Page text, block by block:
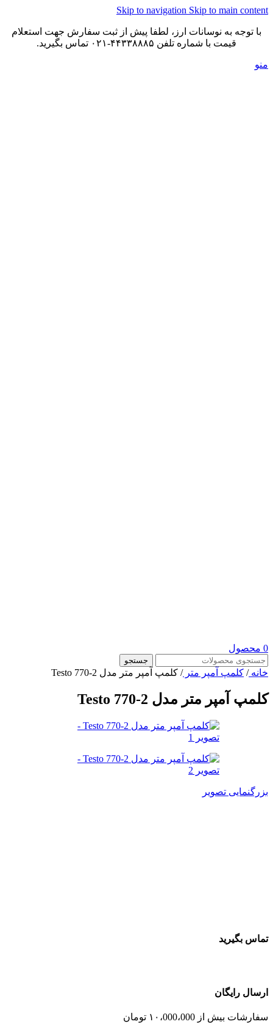
Skip to navigation Skip to main content
با توجه به نوسانات ارز، لطفا پیش از ثبت سفارش جهت استعلام
قیمت با شماره تلفن ۴۴۳۳۸۸۸۵-۰۲۱ تماس بگیرید.
منو
0 محصول
جستجو
خانه/ کلمپ آمپر متر/ کلمپ آمپر متر مدل Testo 770-2
کلمپ آمپر متر مدل Testo 770-2
بزرگنمایی تصویر
تماس بگیرید
ارسال رایگان
سفارشات بیش از ۱۰،000،000 تومان